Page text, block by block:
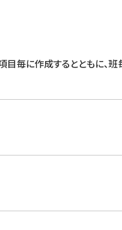
目毎に作成するとともに、